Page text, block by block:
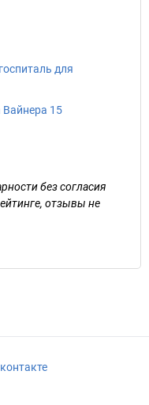
для
Вайнера 15
без согласия
отзывы не